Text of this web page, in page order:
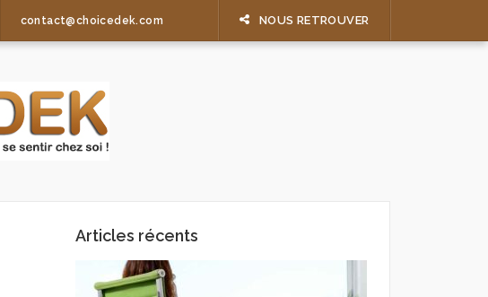
contact@choicedek.com NOUS RETROUVER
Articles récents